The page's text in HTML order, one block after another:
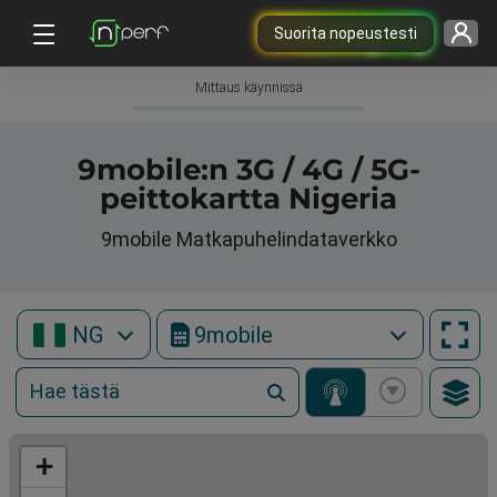
Suorita nopeustesti
Mittaus käynnissä
9mobile:n 3G / 4G / 5G-
peittokartta Nigeria
9mobile Matkapuhelindataverkko
NG 9mobile
+